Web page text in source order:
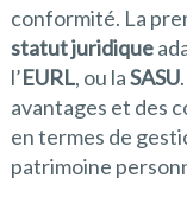
conformité. La
statut juridique
l’EURL, ou laSASU
avantages et des
en termes de
patrimoine